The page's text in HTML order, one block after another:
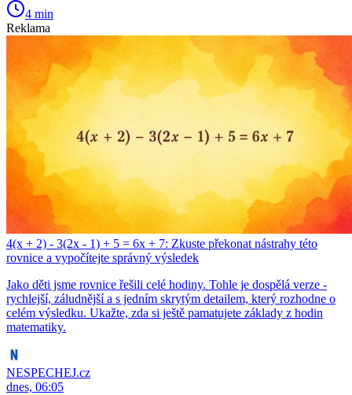
4 min
Reklama
4(x + 2) - 3(2x - 1) + 5 = 6x + 7: Zkuste překonat nástrahy této
rovnice a vypočítejte správný výsledek
Jako děti jsme rovnice řešili celé hodiny. Tohle je dospělá verze -
rychlejší, záludnější a s jedním skrytým detailem, který rozhodne o
celém výsledku. Ukažte, zda si ještě pamatujete základy z hodin
matematiky.
NESPECHEJ.cz
dnes, 06:05